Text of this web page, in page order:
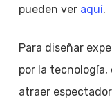
pueden ver aquí.
Para diseñar
por la
atraer